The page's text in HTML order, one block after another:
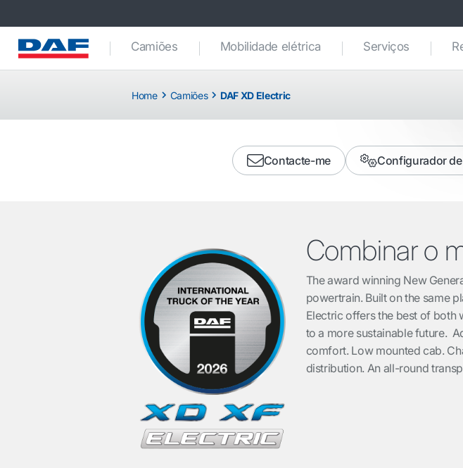
Camiões Mobilidade elétrica Serviços
Home Camiões DAF XD Electric
Contacte-me Configurador
Combinar o
The award winning New
powertrain. Built on the same
Electric offers the best of both
to a more sustainable future.
comfort. Low mounted cab.
distribution. An all-round